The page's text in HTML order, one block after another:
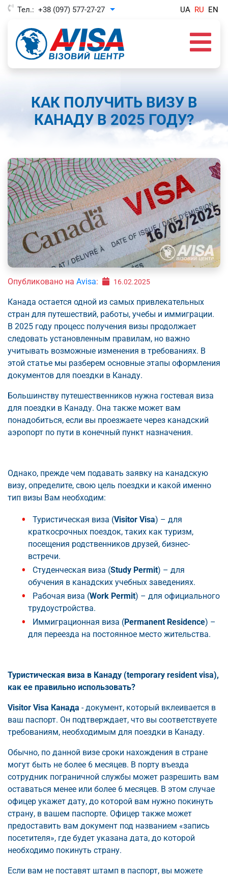
Тел.: +38 (097) 577-27-27 Toggle Dropdown UA RU EN
КАК ПОЛУЧИТЬ ВИЗУ В
КАНАДУ В 2025 ГОДУ?
Опубликовано на Avisa: 16.02.2025
Канада остается одной из самых привлекательных
стран для путешествий, работы, учебы и иммиграции.
В 2025 году процесс получения визы продолжает
следовать установленным правилам, но важно
учитывать возможные изменения в требованиях. В
этой статье мы разберем основные этапы оформления
документов для поездки в Канаду.
Большинству путешественников нужна гостевая виза
для поездки в Канаду. Она также может вам
понадобиться, если вы проезжаете через канадский
аэропорт по пути в конечный пункт назначения.
Однако, прежде чем подавать заявку на канадскую
визу, определите, свою цель поездки и какой именно
тип визы Вам необходим:
Туристическая виза (Visitor Visa) – для
краткосрочных поездок, таких как туризм,
посещения родственников друзей, бизнес-
встречи.
Студенческая виза (Study Permit) – для
обучения в канадских учебных заведениях.
Рабочая виза (Work Permit) – для официального
трудоустройства.
Иммиграционная виза (Permanent Residence) –
для переезда на постоянное место жительства.
Туристическая виза в Канаду (temporary resident visa),
как ее правильно использовать?
Visitor Visa Канада - документ, который вклеивается в
ваш паспорт. Он подтверждает, что вы соответствуете
требованиям, необходимым для поездки в Канаду.
Обычно, по данной визе сроки нахождения в стране
могут быть не более 6 месяцев. В порту въезда
сотрудник пограничной службы может разрешить вам
оставаться менее или более 6 месяцев. В этом случае
офицер укажет дату, до которой вам нужно покинуть
страну, в вашем паспорте. Офицер также может
предоставить вам документ под названием «запись
посетителя», где будет указана дата, до которой
необходимо покинуть страну.
Если вам не поставят штамп в паспорт, вы можете